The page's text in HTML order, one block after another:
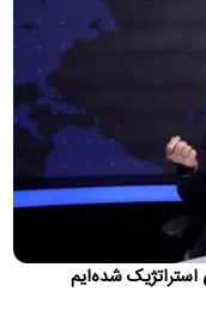
است/ فرصت
«تحولات امروز، فرصت
که در گذشته، لاینحل
قدم به جلو و
افراد فوق‌العاده
افرادی در سیستم…
شده‌ایم